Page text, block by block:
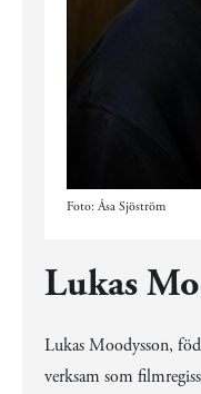
Foto: Åsa Sjöström
Lukas
Lukas Moodysson,
verksam som